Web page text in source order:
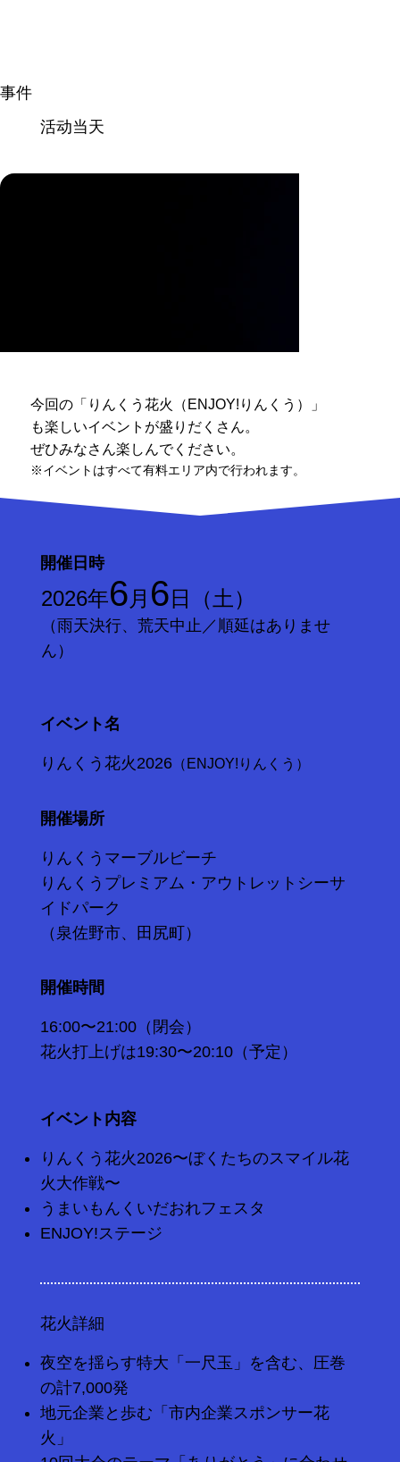
今回の「りんくう花火（ENJOY!りんくう）」
も楽しいイベントが盛りだくさん。
ぜひみなさん楽しんでください。
※イベントはすべて有料エリア内で行われます。
事件
活动当天
夜空を揺らす特大「一尺玉」を含む、圧巻
の計7,000発
地元企業と歩む「市内企業スポンサー花
火」
花火詳細
りんくう花火2026〜ぼくたちのスマイル花
火大作戦〜
うまいもんくいだおれフェスタ
ENJOY!ステージ
イベント内容
16:00〜21:00（閉会）
​花火打上げは19:30〜20:10（予定）
開催時間
りんくうマーブルビーチ
​りんくうプレミアム・アウトレットシーサ
イドパーク
（泉佐野市、田尻町）
開催場所
りんくう花火2026（ENJOY!りんくう）
イベント名
開催日時
2026年6 月 6 日（土）
​（雨天決行、荒天中止／順延はありませ
ん）